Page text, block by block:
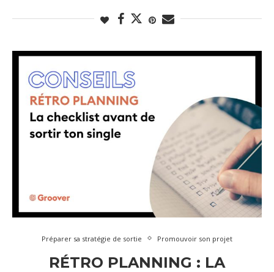
Préparer sa stratégie de sortie Promouvoir son projet
RÉTRO PLANNING : LA